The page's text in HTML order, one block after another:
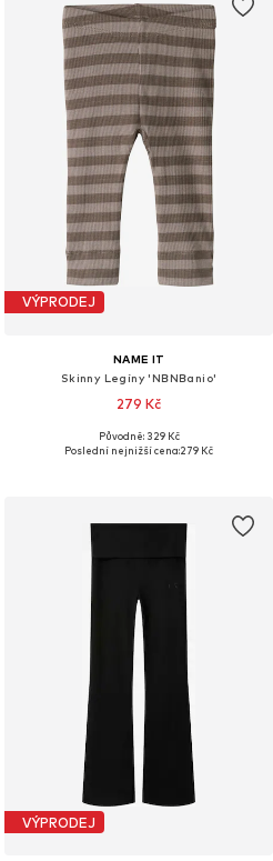
VÝPRODEJ
NAME IT
Skinny Legíny 'NBNBanio'
279 Kč
Dostupné v mnoha velikostech
Původně: 329 Kč
Poslední nejnižší cena:279 Kč
VÝPRODEJ